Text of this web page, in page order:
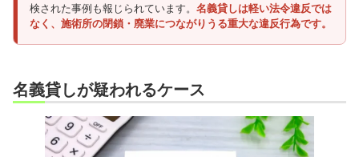
検された事例も報じられています。 名義貸しは軽い法令違反では
なく、施術所の閉鎖・廃業につながりうる重大な違反行為です。
名義貸しが疑われるケース